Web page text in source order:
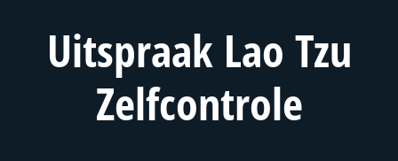
Uitspraak Lao Tzu
Zelfcontrole